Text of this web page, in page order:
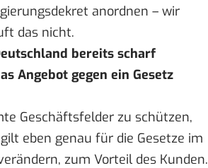
anordnen – wir
das nicht.
bereits scharf
Angebot gegen ein Gesetz
Geschäftsfelder zu schützen,
eben genau für die Gesetze im
zum Vorteil des Kunden.